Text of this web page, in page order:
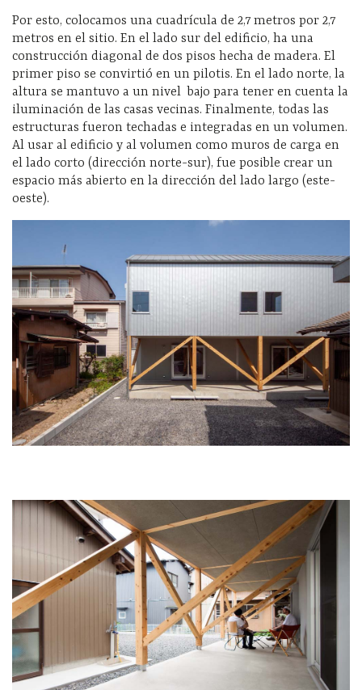
Por esto, colocamos una cuadrícula de 2,7 metros por 2,7
metros en el sitio. En el lado sur del edificio, ha una
construcción diagonal de dos pisos hecha de madera. El
primer piso se convirtió en un pilotis. En el lado norte, la
altura se mantuvo a un nivel bajo para tener en cuenta la
iluminación de las casas vecinas. Finalmente, todas las
estructuras fueron techadas e integradas en un volumen.
Al usar al edificio y al volumen como muros de carga en
el lado corto (dirección norte-sur), fue posible crear un
espacio más abierto en la dirección del lado largo (este-
oeste).